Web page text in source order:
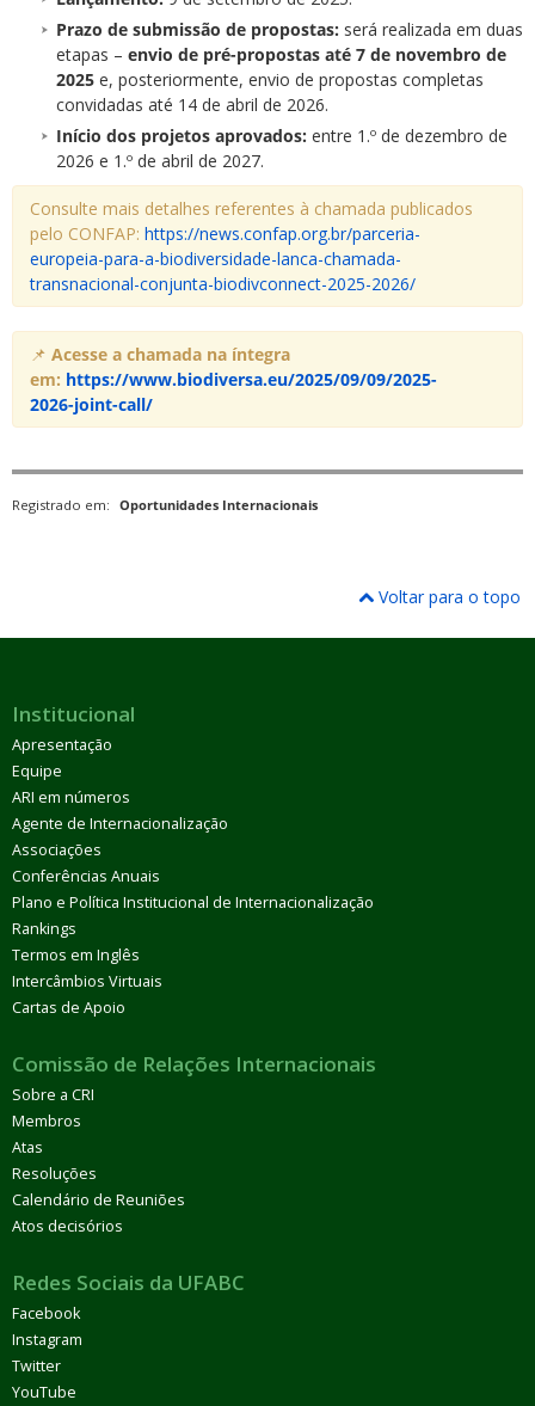
Prazo de submissão de propostas: será realizada em duas
etapas – envio de pré-propostas até 7 de novembro de
2025 e, posteriormente, envio de propostas completas
convidadas até 14 de abril de 2026.
Início dos projetos aprovados: entre 1.º de dezembro de
2026 e 1.º de abril de 2027.
Consulte mais detalhes referentes à chamada publicados
pelo CONFAP: https://news.confap.org.br/parceria-
europeia-para-a-biodiversidade-lanca-chamada-
transnacional-conjunta-biodivconnect-2025-2026/
📌 Acesse a chamada na íntegra
em: https://www.biodiversa.eu/2025/09/09/2025-
2026-joint-call/
Registrado em: Oportunidades Internacionais
Voltar para o topo
Institucional
Apresentação
Equipe
ARI em números
Agente de Internacionalização
Associações
Conferências Anuais
Plano e Política Institucional de Internacionalização
Rankings
Termos em Inglês
Intercâmbios Virtuais
Cartas de Apoio
Comissão de Relações Internacionais
Sobre a CRI
Membros
Atas
Resoluções
Calendário de Reuniões
Atos decisórios
Redes Sociais da UFABC
Facebook
Instagram
Twitter
YouTube